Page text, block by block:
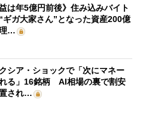
益は年5億円前後》住み込みバイト
ギガ大家さん”となった資産200億
…
シア・ショックで「次にマネー
る」16銘柄 AI相場の裏で割安
され…